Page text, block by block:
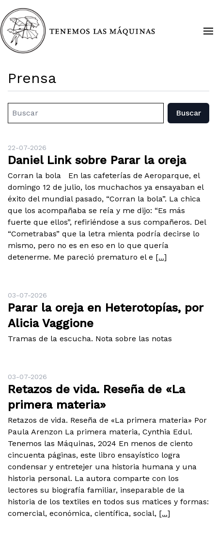
Prensa
Buscar
22-07-2026
Daniel Link sobre Parar la oreja
Corran la bola En las cafeterías de Aeroparque, el
domingo 12 de julio, los muchachos ya ensayaban el
éxito del mundial pasado, “Corran la bola”. La chica
que los acompañaba se reía y me dijo: “Es más
fuerte que ellos”, refiriéndose a sus compañeros. Del
“Cometrabas” que la letra mienta podría decirse lo
mismo, pero no es en eso en lo que quería
detenerme. Me pareció prematuro el e [...]
03-07-2026
Parar la oreja en Heterotopías, por
Alicia Vaggione
Tramas de la escucha. Nota sobre las notas
03-07-2026
Retazos de vida. Reseña de «La
primera materia»
Retazos de vida. Reseña de «La primera materia» Por
Paula Arenzon La primera materia, Cynthia Edul.
Tenemos las Máquinas, 2024 En menos de ciento
cincuenta páginas, este libro ensayístico logra
condensar y entretejer una historia humana y una
historia personal. La autora comparte con los
lectores su biografía familiar, inseparable de la
historia de los textiles en todos sus matices y formas:
comercial, económica, científica, social, [...]